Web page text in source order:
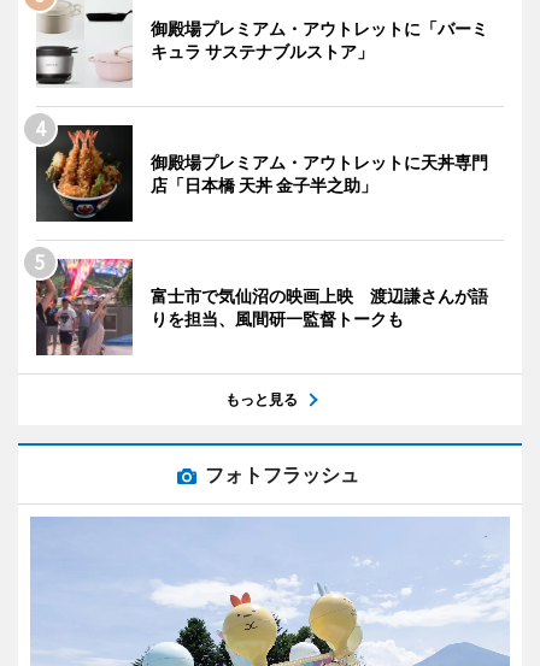
御殿場プレミアム・アウトレットに「バーミ
キュラ サステナブルストア」
御殿場プレミアム・アウトレットに天丼専門
店「日本橋 天丼 金子半之助」
富士市で気仙沼の映画上映 渡辺謙さんが語
りを担当、風間研一監督トークも
もっと見る
フォトフラッシュ